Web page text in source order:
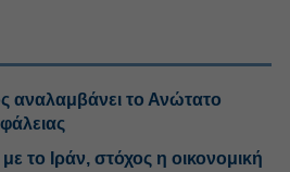
αναλαμβάνει το Ανώτατο
το Ιράν, στόχος η οικονομική